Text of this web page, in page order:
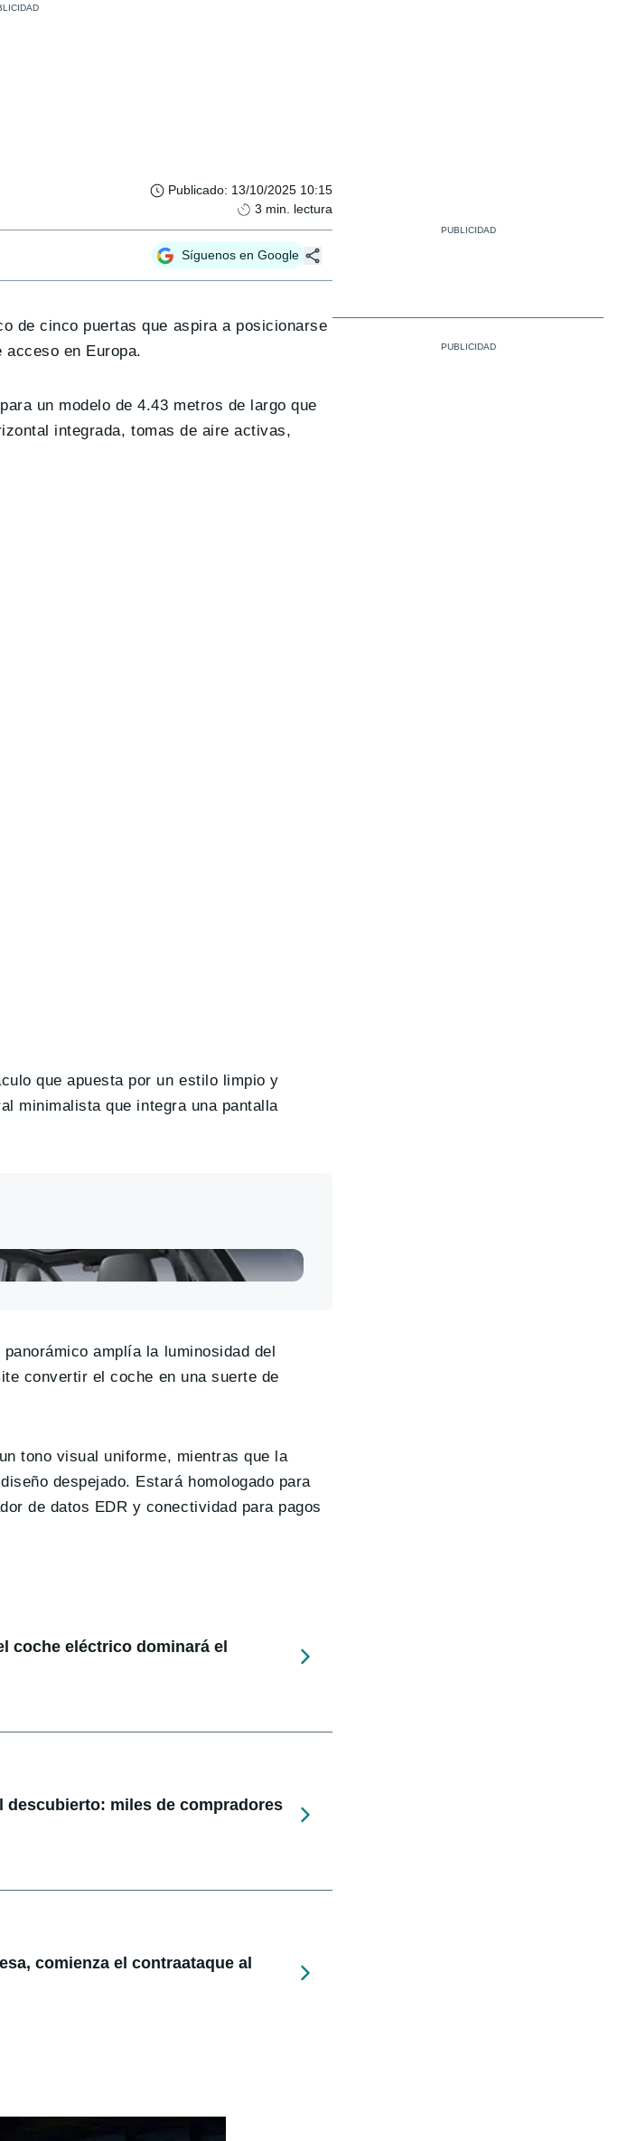
Publicado: 13/10/2025 10:15
3 min. lectura
Síguenos en Google
de cinco puertas que aspira a posicionarse
en Europa.
un modelo de 4.43 metros de largo que
integrada, tomas de aire activas,
que apuesta por un estilo limpio y
minimalista que integra una pantalla
amplía la luminosidad del
convertir el coche en una suerte de
tono visual uniforme, mientras que la
despejado. Estará homologado para
de datos EDR y conectividad para pagos
coche eléctrico dominará el
descubierto: miles de compradores
comienza el contraataque al